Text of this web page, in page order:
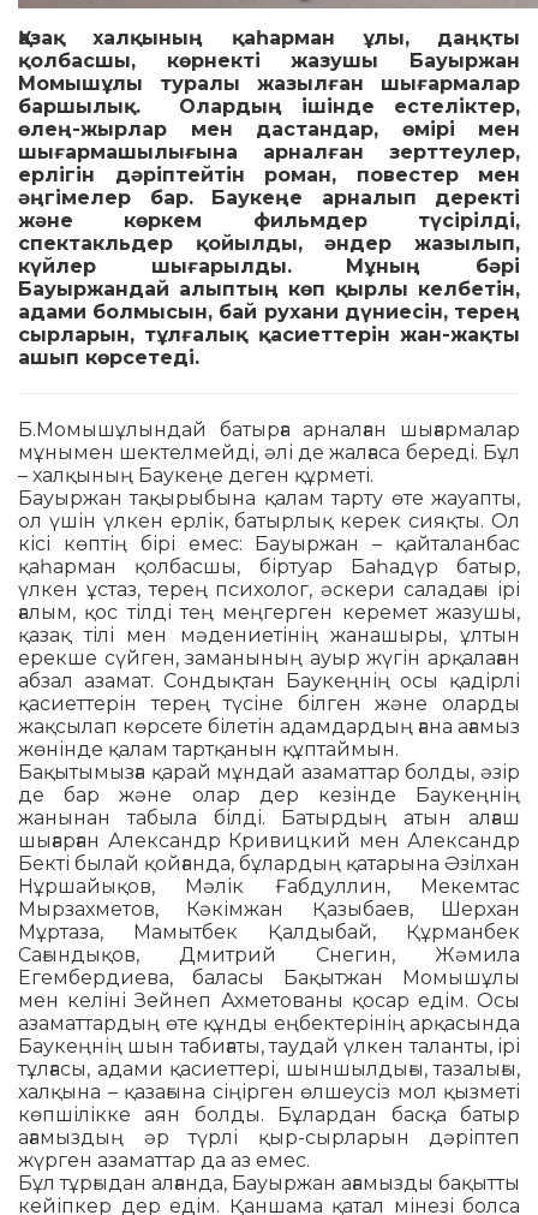
Қазақ халқының қаһарман ұлы, даңқты
қолбасшы, көрнекті жазушы Бауыржан
Момышұлы туралы жазылған шығармалар
баршылық. Олардың ішінде естеліктер,
өлең-жырлар мен дастандар, өмірі мен
шығармашылығына арналған зерттеулер,
ерлігін дәріптейтін роман, повестер мен
әңгімелер бар. Баукеңе арналып деректі
және көркем фильмдер түсірілді,
спектакльдер қойылды, әндер жазылып,
күйлер шығарыл­ды. Мұның бәрі
Бауыржандай алыптың көп қырлы келбетін,
адами болмысын, бай рухани дүниесін, терең
сырларын, тұлғалық қасиет­терін жан-жақты
ашып көрсетеді.
Б.Момышұлындай батырға арналған шы­ғармалар
мұнымен шектелмейді, әлі де жалғаса береді. Бұл
– халқының Бау­кеңе деген құрметі.
Бауыржан тақырыбына қалам тарту өте жауапты,
ол үшін үлкен ерлік, ба­тыр­лық керек сияқты. Ол
кісі көптің бірі емес: Бауыржан – қайталанбас
қаһарман қол­бас­шы, біртуар Баһадүр батыр,
үлкен ұс­таз, терең психолог, әскери саладағы ірі
ғалым, қос тілді тең меңгерген керемет жазу­шы,
қазақ тілі мен мәдениетінің жа­на­шыры, ұлтын
ерекше сүйген, зама­ны­ның ауыр жүгін арқалаған
абзал азамат. Сон­дықтан Баукеңнің осы қадірлі
қа­сиеттерін терең түсіне білген және оларды
жақсылап көрсете білетін адамдардың ғана ағамыз
жөнінде қалам тартқанын құптаймын.
Бақытымызға қарай мұндай азаматтар болды, әзір
де бар және олар дер ке­зінде Баукеңнің
жанынан табыла білді. Батырдың атын алғаш
шығарған Александр Кривицкий мен Александр
Бекті былай қойғанда, бұлардың қатарына Әзілхан
Нұршайықов, Мәлік Ғабдуллин, Мекемтас
Мырзахметов, Кәкімжан Қазыбаев, Шерхан
Мұртаза, Мамытбек Қалдыбай, Құрманбек
Сағындықов, Дмит­рий Снегин, Жәмила
Егембердиева, ба­ласы Бақытжан Момышұлы
мен келіні Зейнеп Ахметованы қосар едім. Осы
аза­маттардың өте құнды еңбектерінің арқа­сында
Баукеңнің шын табиғаты, таудай үлкен таланты, ірі
тұлғасы, адами қа­сиет­тері, шыншылдығы, тазалығы,
хал­қына – қазағына сіңірген өлшеусіз мол қыз­меті
көпшілікке аян болды. Бұлардан басқа батыр
ағамыздың әр түрлі қыр-сырларын дәріптеп
жүрген азаматтар да аз емес.
Бұл тұрғыдан алғанда, Бауыржан аға­мызды бақытты
кейіпкер дер едім. Қан­шам­а қатал мінезі болса